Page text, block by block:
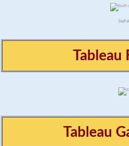
Staff
Tableau
Tableau